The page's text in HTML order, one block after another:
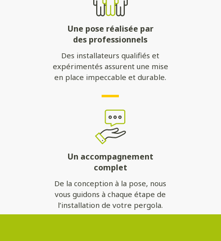
Une pose réalisée par
des professionnels
Des installateurs qualifiés et
expérimentés assurent une mise
en place impeccable et durable.
Un accompagnement
complet
De la conception à la pose, nous
vous guidons à chaque étape de
l’installation de votre pergola.